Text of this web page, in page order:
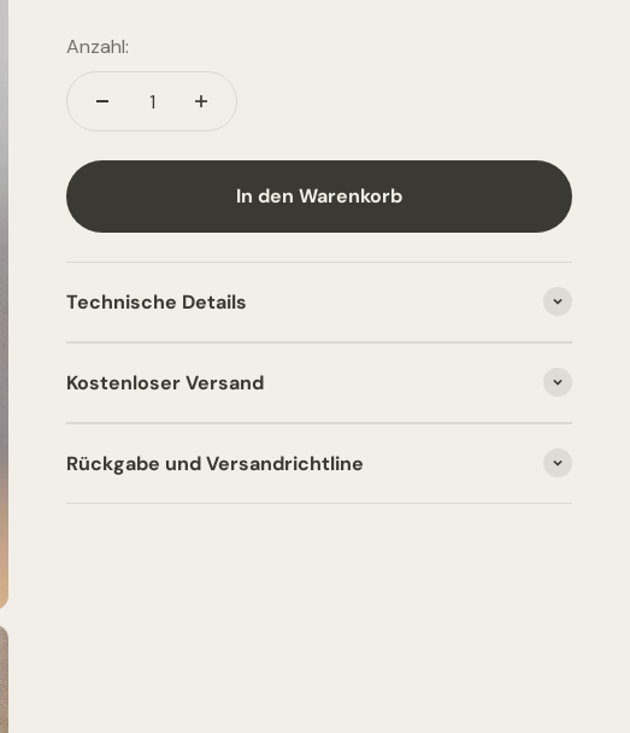
Anzahl:
In den Warenkorb
Technische Details
Kostenloser Versand
Rückgabe und Versandrichtline